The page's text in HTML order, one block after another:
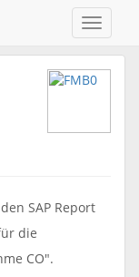
ein-/
SAP Report
die
CO".